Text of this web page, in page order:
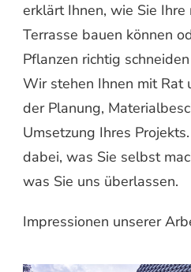
erklärt Ihnen, wie Sie
Terrasse bauen können
Pflanzen richtig
Wir stehen Ihnen mit Rat
der Planung,
Umsetzung Ihres
dabei, was Sie selbst
was Sie uns überlassen.
Impressionen unserer